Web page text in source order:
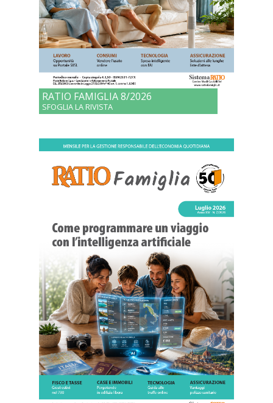
RATIO FAMIGLIA 8/2026
SFOGLIA LA RIVISTA